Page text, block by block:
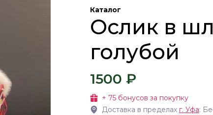
Каталог
Ослик в
голубой
1500 ₽
+ 75 бонусов за покупку
Доставка в пределах г. Уфа: